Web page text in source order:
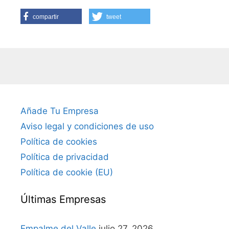
compartir tweet
Añade Tu Empresa
Aviso legal y condiciones de uso
Política de cookies
Política de privacidad
Política de cookie (EU)
Últimas Empresas